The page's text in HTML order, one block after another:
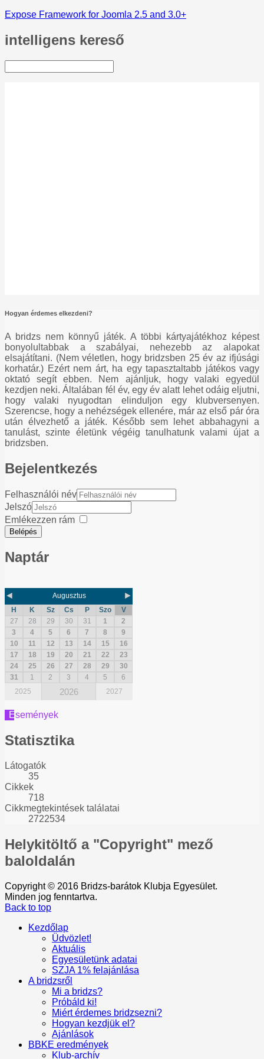
Expose Framework for Joomla 2.5 and 3.0+
intelligens kereső
Hogyan érdemes elkezdeni?
A bridzs nem könnyű játék. A többi kártyajátékhoz képest
bonyolultabbak a szabályai, nehezebb az alapokat
elsajátítani. (Nem véletlen, hogy bridzsben 25 év az ifjúsági
korhatár.) Ezért nem árt, ha egy tapasztaltabb játékos vagy
oktató segít ebben. Nem ajánljuk, hogy valaki egyedül
kezdjen neki. Általában fél év, egy év alatt lehet odáig eljutni,
hogy valaki nyugodtan elinduljon egy klubversenyen.
Szerencse, hogy a nehézségek ellenére, már az első pár óra
után élvezhető a játék. Később sem lehet abbahagyni a
tanulást, szinte életünk végéig tanulhatunk valami újat a
bridzsben.
Bejelentkezés
Felhasználói név
Jelszó
Emlékezzen rám
Belépés
Naptár
◄ Augusztus ►
H K Sz Cs P Szo
V
27
28 29 30 31 1
2
3
4 5 6 7 8
9
10
11 12 13 14 15
16
17
18 19 20 21 22
23
24
25 26 27 28 29
30
31
1 2 3 4 5
6
2025
2026 2027
Események
Statisztika
Látogatók
35
Cikkek
718
Cikkmegtekintések találatai
2722534
Helykitöltő a "Copyright" mező
baloldalán
Copyright © 2016 Bridzs-barátok Klubja Egyesület.
Minden jog fenntartva.
Back to top
Kezdőlap
Üdvözlet!
Aktuális
Egyesületünk adatai
SZJA 1% felajánlása
A bridzsről
Mi a bridzs?
Próbáld ki!
Miért érdemes bridzsezni?
Hogyan kezdjük el?
Ajánlások
BBKE eredmények
Klub-archív